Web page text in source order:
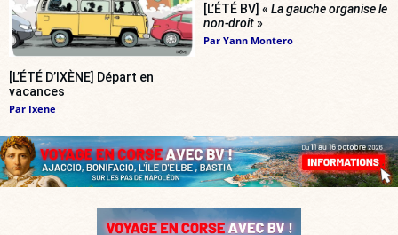
[L’ÉTÉ D’IXÈNE] Départ en
vacances
Par Ixene
[L’ÉTÉ BV] « La gauche organise le
non-droit»
Par Yann Montero